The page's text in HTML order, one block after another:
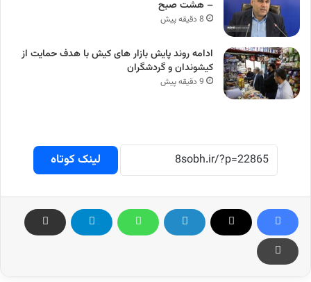
– هشت صبح
8 دقیقه پیش
ادامه روند پایش بازار های کیش با هدف حمایت از
کیشوندان و گردشگران
9 دقیقه پیش
لینک کوتاه